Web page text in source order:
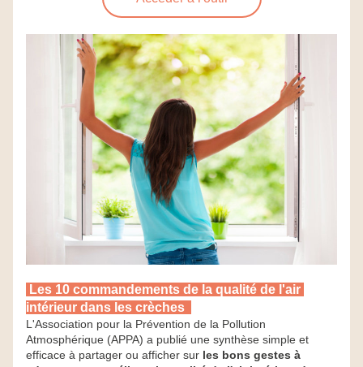
Les 10 commandements de la qualité de l'air
intérieur dans les crèches
L'Association pour la Prévention de la Pollution
Atmosphérique (APPA) a publié une synthèse simple et
efficace à partager ou afficher sur les bons gestes à